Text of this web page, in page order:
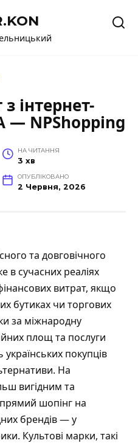
інтернет-
— NPShopping
НА ЧИТАННЯ
3 хв
ОПУБЛІКОВАНО
2 Червня, 2026
та довговічного
в сучасних реаліях
витрат, якщо
бутиках чи торгових
за міжнародну
площ та послуги
покупців
На
вигідним та
шопінг на
брендів — у
Культові марки, такі